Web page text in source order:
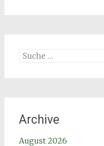
Suche
Archive
August 2026